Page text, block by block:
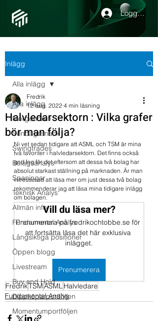
Logga in
Inlägg
Alla inlägg
Morgonbrev
Söndagssnack
Swingtrades
Bolagsanalys
Spaningar
Teknisk Analys
Allmän info
Fundamental Analys
Långsiktiga positioner
Öppen blogg
Livestream
Buy and Hold
Dippköparportföljen
Momentumportföljen
Alla inlägg
Halvledarsektorn : Vilka grafer
bör man följa?
Fredrik
12 aug. 2022 4 min läsning
Ni vet sedan tidigare att ASML och TSM är mina
två favoriter i halvledarsektorn. Det finns också
god fog för det eftersom att dessa två bolag har
absolut starkast ställning på marknaden. Är man
intresserad att läsa mer om just dessa två bolag
rekommenderar jag att läsa mina tidigare inlägg
om bolagen.
Vill du läsa mer?
Prenumerera på fredrikochtobbe.se för
att fortsätta läsa det här exklusiva
inlägget.
Prenumerera
FredrikTSMASMLHalvledare
Fundamental Analys